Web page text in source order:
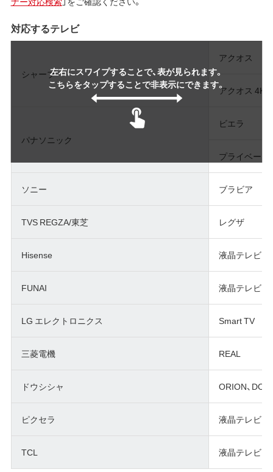
対応するテレビ
左右にスワイプすることで、表が見られます。
こちらをタップすることで非表示にできます。
シャープ
アクオス
アクオス 4K
パナソニック
ビエラ
プライベート
ソニー ブラビア
TVS REGZA/東芝 レグザ
Hisense 液晶テレビ
FUNAI 液晶テレビ
LG エレクトロニクス Smart TV
三菱電機 REAL
ドウシシャ ORION、
ピクセラ 液晶テレビ
TCL 液晶テレビ